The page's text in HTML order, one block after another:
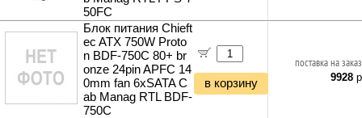
50FC
Блок питания Chieft
ec ATX 750W Proto
n BDF-750C 80+ br
onze 24pin APFC 14
0mm fan 6xSATA C
ab Manag RTL BDF-
750C
в корзину
поставка на
9928